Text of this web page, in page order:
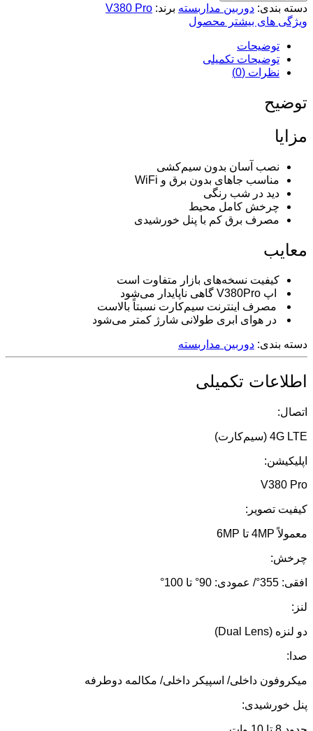
دسته بندی: دوربین مداربسته برند: V380 Pro
ویژگی های بیشتر محصول
توضیحات
توضیحات تکمیلی
نظرات (0)
توضیح
مزایا
نصب آسان بدون سیم‌کشی
مناسب جاهای بدون برق و WiFi
دید در شب رنگی
چرخش کامل محیط
مصرف برق کم با پنل خورشیدی
معایب
کیفیت نسخه‌های بازار متفاوت است
اپ V380Pro گاهی ناپایدار می‌شود
مصرف اینترنت سیم‌کارت نسبتاً بالاست
در هوای ابری طولانی شارژ کمتر می‌شود
دسته بندی: دوربین مداربسته
اطلاعات تکمیلی
اتصال:
4G LTE (سیم‌کارت)
اپلیکیشن:
V380 Pro
کیفیت تصویر:
معمولاً 4MP تا 6MP
چرخش:
افقی: 355°/ عمودی: 90° تا 100°
لنز:
دو لنزه (Dual Lens)
صدا:
میکروفون داخلی/ اسپیکر داخلی/ مکالمه دوطرفه
پنل خورشیدی: